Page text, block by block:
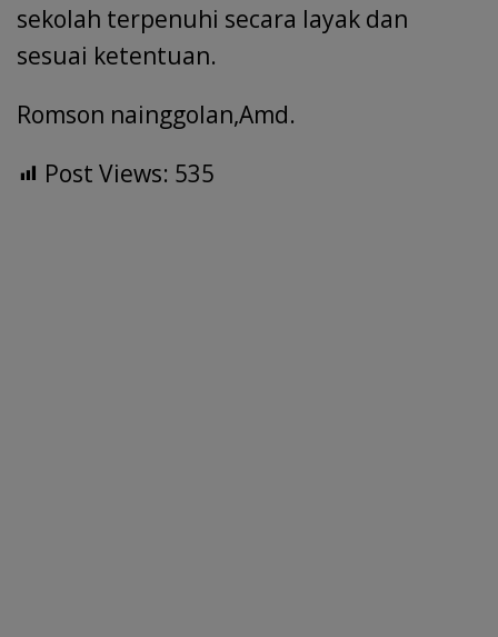
sekolah terpenuhi secara layak dan
sesuai ketentuan.
Romson nainggolan,Amd.
Post Views: 535